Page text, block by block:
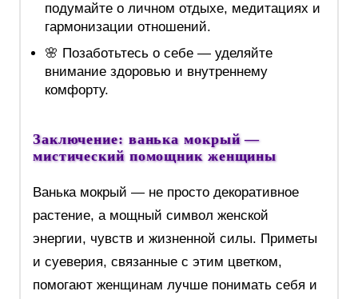
подумайте о личном отдыхе, медитациях и
гармонизации отношений.
🌸 Позаботьтесь о себе — уделяйте
внимание здоровью и внутреннему
комфорту.
Заключение: ванька мокрый —
мистический помощник женщины
Ванька мокрый — не просто декоративное
растение, а мощный символ женской
энергии, чувств и жизненной силы. Приметы
и суеверия, связанные с этим цветком,
помогают женщинам лучше понимать себя и